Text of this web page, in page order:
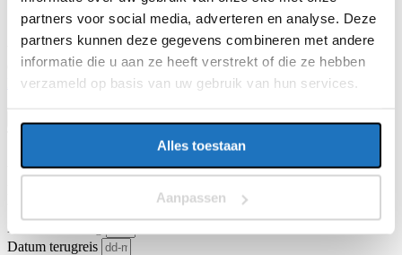
partners voor social media, adverteren en analyse. Deze
partners kunnen deze gegevens combineren met andere
informatie die u aan ze heeft verstrekt of die ze hebben
verzameld op basis van uw gebruik van hun services.
Alles toestaan
Aanpassen
Vragen of opmerkingen over uw reis
Ga je akkoord met dealgemene vervoer- en reisvoorwaarden van
KNV Busvervoer
Partybus
Vertrekadres
Eindbestemming
Datum terugreis